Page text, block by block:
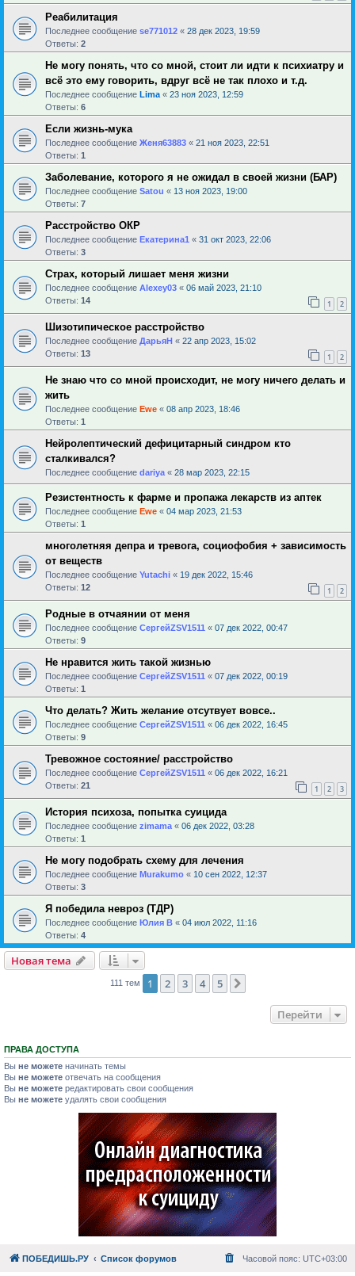
Реабилитация
Последнее сообщение se771012 « 28 дек 2023, 19:59
Ответы: 2
Не могу понять, что со мной, стоит ли идти к психиатру и
всё это ему говорить, вдруг всё не так плохо и т.д.
Последнее сообщение Lima « 23 ноя 2023, 12:59
Ответы: 6
Если жизнь-мука
Последнее сообщение Женя63883 « 21 ноя 2023, 22:51
Ответы: 1
Заболевание, которого я не ожидал в своей жизни (БАР)
Последнее сообщение Satou « 13 ноя 2023, 19:00
Ответы: 7
Расстройство ОКР
Последнее сообщение Екатерина1 « 31 окт 2023, 22:06
Ответы: 3
Страх, который лишает меня жизни
Последнее сообщение Alexey03 « 06 май 2023, 21:10
Ответы: 14 1 2
Шизотипическое расстройство
Последнее сообщение ДарьяН « 22 апр 2023, 15:02
Ответы: 13 1 2
Не знаю что со мной происходит, не могу ничего делать и
жить
Последнее сообщение Ewe « 08 апр 2023, 18:46
Ответы: 1
Нейролептический дефицитарный синдром кто
сталкивался?
Последнее сообщение dariya « 28 мар 2023, 22:15
Резистентность к фарме и пропажа лекарств из аптек
Последнее сообщение Ewe « 04 мар 2023, 21:53
Ответы: 1
многолетняя депра и тревога, социофобия + зависимость
от веществ
Последнее сообщение Yutachi « 19 дек 2022, 15:46
Ответы: 12 1 2
Родные в отчаянии от меня
Последнее сообщение СергейZSV1511 « 07 дек 2022, 00:47
Ответы: 9
Не нравится жить такой жизнью
Последнее сообщение СергейZSV1511 « 07 дек 2022, 00:19
Ответы: 1
Что делать? Жить желание отсутвует вовсе..
Последнее сообщение СергейZSV1511 « 06 дек 2022, 16:45
Ответы: 9
Тревожное состояние/ расстройство
Последнее сообщение СергейZSV1511 « 06 дек 2022, 16:21
Ответы: 21 1 2 3
История психоза, попытка суицида
Последнее сообщение zimama « 06 дек 2022, 03:28
Ответы: 1
Не могу подобрать схему для лечения
Последнее сообщение Murakumo « 10 сен 2022, 12:37
Ответы: 3
Я победила невроз (ТДР)
Последнее сообщение Юлия В « 04 июл 2022, 11:16
Ответы: 4
Новая тема
111 тем 1 2 3 4 5
Перейти
ПРАВА ДОСТУПА
Вы не можете начинать темы
Вы не можете отвечать на сообщения
Вы не можете редактировать свои сообщения
Вы не можете удалять свои сообщения
ПОБЕДИШЬ.РУ Список форумов Часовой пояс: UTC+03:00